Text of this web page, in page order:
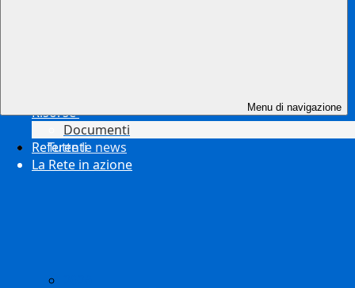
Risorse
Documenti
Referenti
La Rete in azione
Menu di navigazione
Tutte le news